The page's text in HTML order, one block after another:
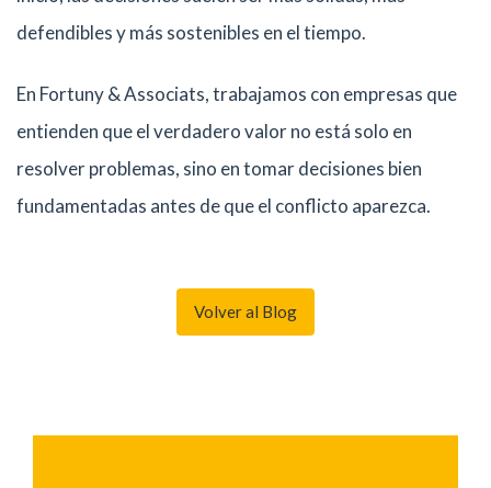
defendibles y más sostenibles en el tiempo.
En Fortuny & Associats, trabajamos con empresas que
entienden que el verdadero valor no está solo en
resolver problemas, sino en tomar decisiones bien
fundamentadas antes de que el conflicto aparezca.
Volver al Blog